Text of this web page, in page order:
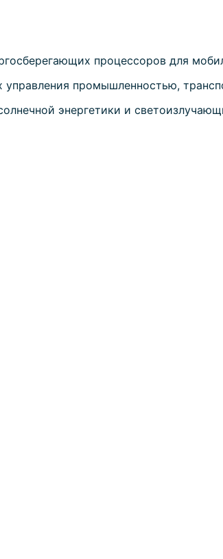
процессоров для
управления промышленностью,
энергетики и